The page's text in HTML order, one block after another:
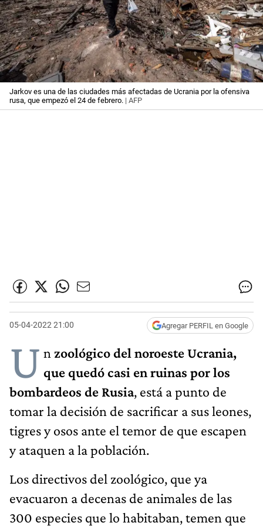
Jarkov es una de las ciudades más afectadas de Ucrania por la ofensiva
rusa, que empezó el 24 de febrero. | AFP
05-04-2022 21:00 Agregar PERFIL en Google
U n zoológico del noroeste Ucrania,
que quedó casi en ruinas por los
bombardeos de Rusia, está a punto de
tomar la decisión de sacrificar a sus leones,
tigres y osos ante el temor de que escapen
y ataquen a la población.
Los directivos del zoológico, que ya
evacuaron a decenas de animales de las
300 especies que lo habitaban, temen que